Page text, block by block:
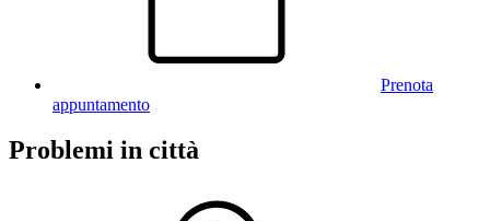
Prenota
appuntamento
Problemi in città